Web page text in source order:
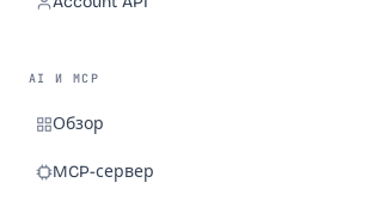
AI И MCP
Обзор
MCP-сервер